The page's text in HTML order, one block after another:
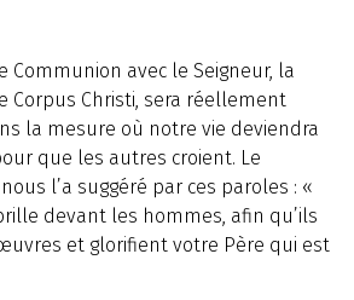
avec le Seigneur, la
Corpus Christi, sera réellement
la mesure où notre vie deviendra
que les autres croient. Le
l’a suggéré par ces paroles : «
devant les hommes, afin qu’ils
et glorifient votre Père qui est